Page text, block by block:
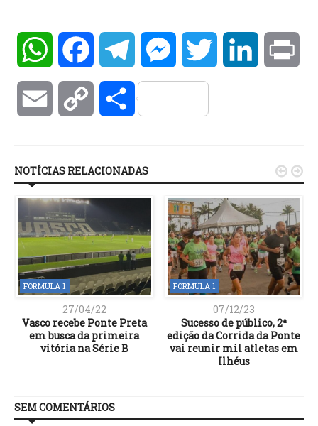
WhatsAppFacebookTelegramMessengerTwitter LinkedIn
Email Copy Compartilhar
NOTÍCIAS RELACIONADAS
FORMULA 1
27/04/22
Vasco recebe Ponte Preta
em busca da primeira
vitória na Série B
FORMULA 1
07/12/23
Sucesso de público, 2ª
edição da Corrida da Ponte
vai reunir mil atletas em
Ilhéus
 
SEM COMENTÁRIOS